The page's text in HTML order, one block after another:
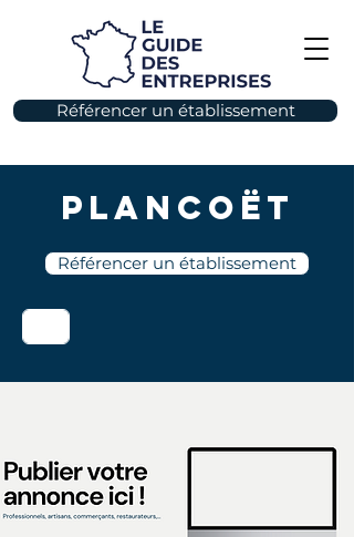
Référencer un établissement
Plancoët
Référencer un établissement